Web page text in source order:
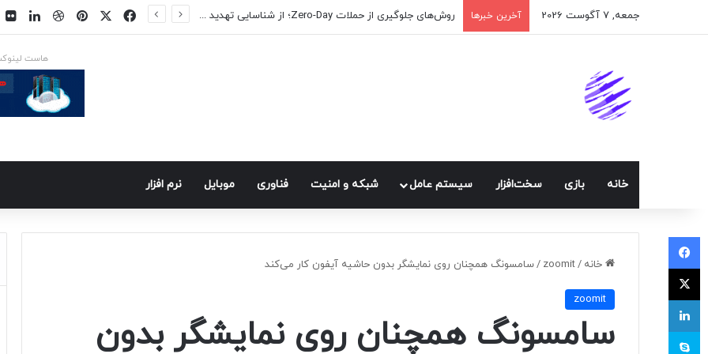
جمعه, 7 آگوست 2026 آخرین خبرها اپلیکیشن پیام‌رسان ایکس در راه است فیسبوک
ایکس پینتریستدریبببل
هاست
خانه بازی سخت‌افزار سيستم عامل شبكه و امنيت فناوری موبايل نرم افزار
خانه /
zoomit
/سامسونگ همچنان روی نمایشگر بدون حاشیه آیفون کار می‌کند
zoomit
سامسونگ همچنان روی نمایشگر بدون
فیسبوک